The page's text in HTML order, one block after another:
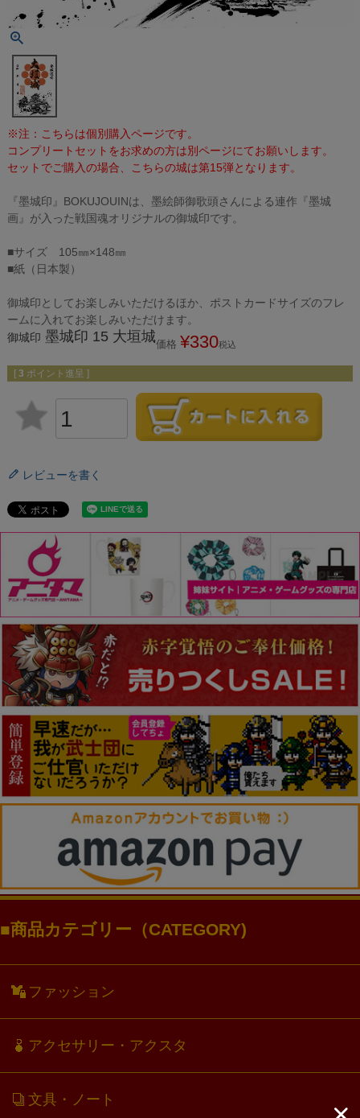
※注：こちらは個別購入ページです。
コンプリートセットをお求めの方は別ページにてお願いします。
セットでご購入の場合、こちらの城は第15弾となります。
『墨城印』BOKUJOUINは、墨絵師御歌頭さんによる連作『墨城
画』が入った戦国魂オリジナルの御城印です。
■サイズ 105㎜×148㎜
■紙（日本製）
御城印としてお楽しみいただけるほか、ポストカードサイズのフレ
ームに入れてお楽しみいただけます。
御城印 墨城印 15 大垣城価格 ¥330税込
[ 3 ポイント進呈 ]
レビューを書く
商品カテゴリー（CATEGORY)
ファッション
アクセサリー・アクスタ
文具・ノート